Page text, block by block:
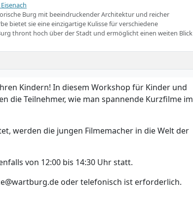
Burg mit beeindruckender Architektur und reicher
bietet sie eine einzigartige Kulisse für verschiedene
thront hoch über der Stadt und ermöglicht einen weiten Blick
Kindern! In diesem Workshop für Kinder und
die Teilnehmer, wie man spannende Kurzfilme im
werden die jungen Filmemacher in die Welt der
von 12:00 bis 14:30 Uhr statt.
oder telefonisch ist erforderlich.